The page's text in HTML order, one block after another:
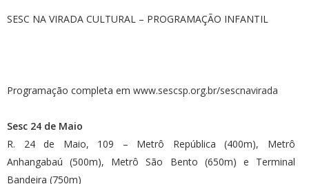
SESC NA VIRADA CULTURAL – PROGRAMAÇÃO INFANTIL
Programação completa em www.sescsp.org.br/sescnavirada
Sesc 24 de Maio
R. 24 de Maio, 109 – Metrô República (400m), Metrô
Anhangabaú (500m), Metrô São Bento (650m) e Terminal
Bandeira (750m)